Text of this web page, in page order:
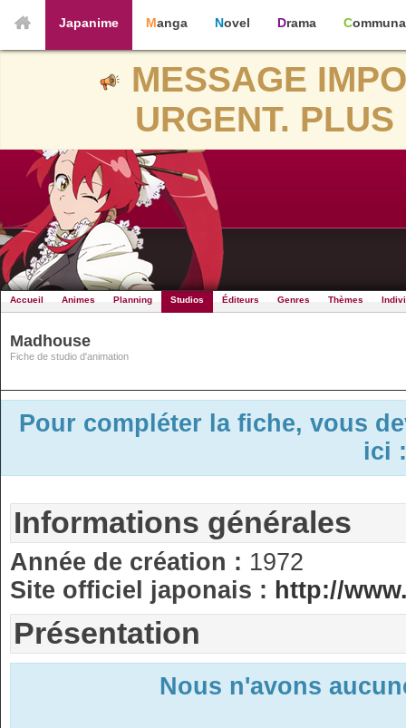
Japanime Manga Novel Drama
MESSAGE
URGENT.
Accueil Animes Planning Studios Éditeurs Genres Thèmes
Madhouse
Fiche de studio d'animation
Pour compléter la fiche, vous
ici
Informations générales
Année de création : 1972
Site officiel japonais : http://
Présentation
Nous n'avons